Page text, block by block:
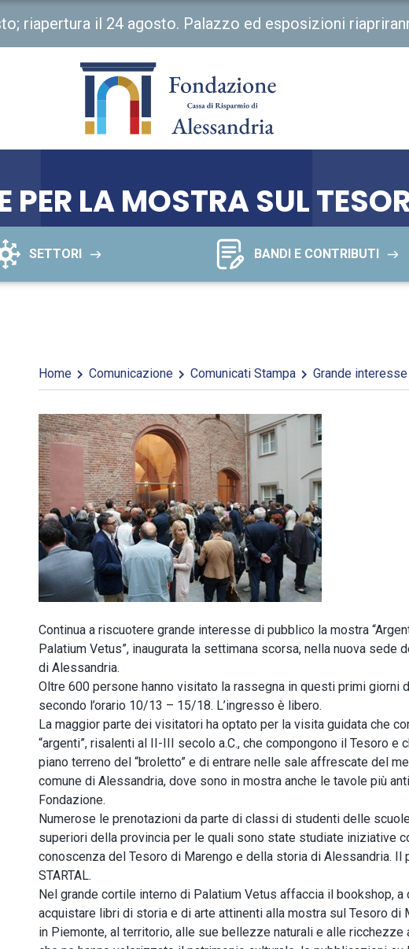
riapertura il 24 agosto. Palazzo ed esposizioni
PER LA MOSTRA SUL
SETTORI BANDI E CONTRIBUTI
Home Comunicazione Comunicati Stampa Grande
Continua a riscuotere grande interesse di pubblico la mostra
Palatium Vetus”, inaugurata la settimana scorsa, nella nuova sede
di Alessandria.
Oltre 600 persone hanno visitato la rassegna in questi primi giorni
secondo l’orario 10/13 – 15/18. L’ingresso è libero.
La maggior parte dei visitatori ha optato per la visita guidata che
“argenti”, risalenti al II-III secolo a.C., che compongono il Tesoro
piano terreno del “broletto” e di entrare nelle sale affrescate del
comune di Alessandria, dove sono in mostra anche le tavole più
Fondazione.
Numerose le prenotazioni da parte di classi di studenti delle
superiori della provincia per le quali sono state studiate iniziative
conoscenza del Tesoro di Marengo e della storia di Alessandria. Il
STARTAL.
Nel grande cortile interno di Palatium Vetus affaccia il bookshop,
acquistare libri di storia e di arte attinenti alla mostra sul Tesoro di
in Piemonte, al territorio, alle sue bellezze naturali e alle